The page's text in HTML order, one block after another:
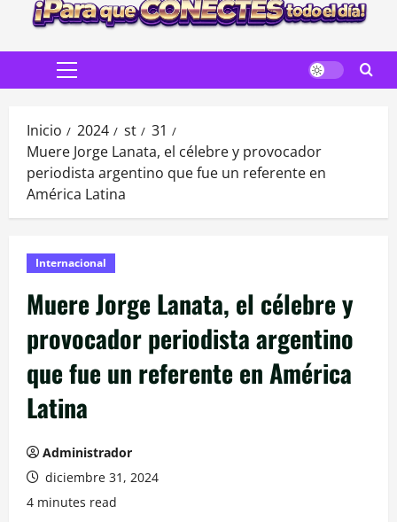
Menú
Inicio 2024 st
31
Muere Jorge Lanata, el célebre y provocador
periodista argentino que fue un referente en
América Latina
Internacional
Muere Jorge Lanata, el célebre y
provocador periodista argentino
que fue un referente en América
Latina
Administrador
diciembre 31, 2024
4 minutes read